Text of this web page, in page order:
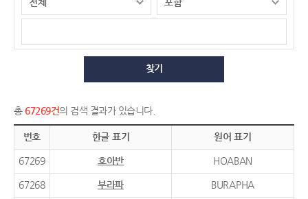
찾기
총 67269건의 검색 결과가 있습니다.
번호 한글 표기 원어 표기
67269 호아반 HOABAN
67268 부라파 BURAPHA